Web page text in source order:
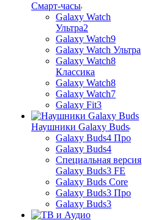
Смарт-часы
Galaxy Watch
Ультра2
Galaxy Watch9
Galaxy Watch Ультра
Galaxy Watch8
Классика
Galaxy Watch8
Galaxy Watch7
Galaxy Fit3
Наушники Galaxy Buds
Galaxy Buds4 Про
Galaxy Buds4
Специальная версия
Galaxy Buds3 FE
Galaxy Buds Core
Galaxy Buds3 Про
Galaxy Buds3